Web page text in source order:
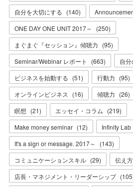
自分を大切にする (140)
ONE DAY ONE UNIT 2017～
(250)
まぐまぐ『セッション』傾聴力 (95)
Seminar/Webinar レポート
(663) 自
ビジネスを始動する (51) 行動力 (95)
オンラインビジネス
(16) 傾聴力 (26)
瞑想 (21) エッセイ・コラム (219)
Make money seminar (12) Infinity Lab
It's a sign or message. 2017～
(143)
コミュニケーションスキル (29) 伝え方
店長・マネジメント・リーダーシップ (105